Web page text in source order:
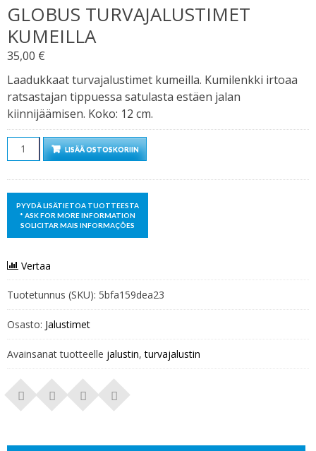
GLOBUS TURVAJALUSTIMET
KUMEILLA
35,00 €
Laadukkaat turvajalustimet kumeilla. Kumilenkki irtoaa
ratsastajan tippuessa satulasta estäen jalan
kiinnijäämisen. Koko: 12 cm.
Määrä LISÄÄ OSTOSKORIIN
Vertaa
Tuotetunnus (SKU): 5bfa159dea23
Osasto: Jalustimet
Avainsanat tuotteelle jalustin,turvajalustin